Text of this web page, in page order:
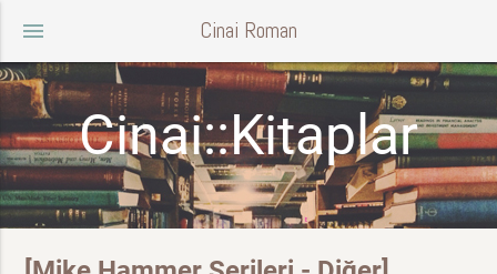
menu Cinai Roman
Cinai::Kitaplar